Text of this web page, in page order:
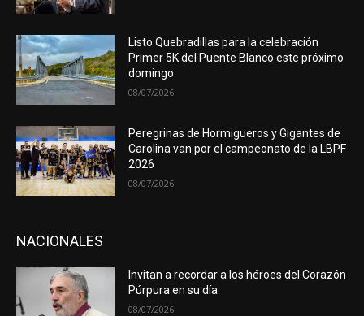
Listo Quebradillas para la celebración
Primer 5K del Puente Blanco este próximo
domingo
08/07/2026
Peregrinas de Hormigueros y Gigantes de
Carolina van por el campeonato de la LBPF
2026
08/07/2026
NACIONALES
Invitan a recordar a los héroes del Corazón
Púrpura en su día
08/07/2026